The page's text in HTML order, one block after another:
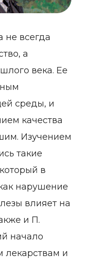
всегда
а
века. Ее
среды, и
качества
Изучением
такие
в
нарушение
влияет на
и П.
начало
лекарствам и